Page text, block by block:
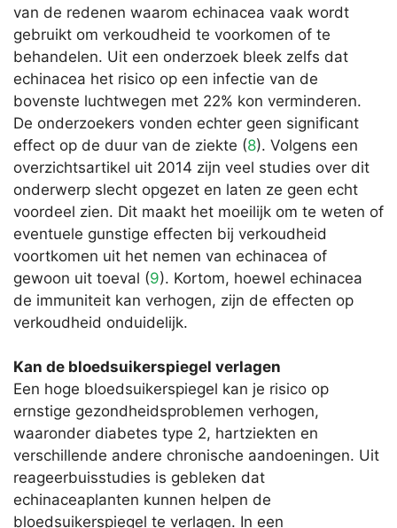
van de redenen waarom echinacea vaak wordt
gebruikt om verkoudheid te voorkomen of te
behandelen. Uit een onderzoek bleek zelfs dat
echinacea het risico op een infectie van de
bovenste luchtwegen met 22% kon verminderen.
De onderzoekers vonden echter geen significant
effect op de duur van de ziekte (8). Volgens een
overzichtsartikel uit 2014 zijn veel studies over dit
onderwerp slecht opgezet en laten ze geen echt
voordeel zien. Dit maakt het moeilijk om te weten of
eventuele gunstige effecten bij verkoudheid
voortkomen uit het nemen van echinacea of
gewoon uit toeval (9). Kortom, hoewel echinacea
de immuniteit kan verhogen, zijn de effecten op
verkoudheid onduidelijk.
Kan de bloedsuikerspiegel verlagen
Een hoge bloedsuikerspiegel kan je risico op
ernstige gezondheidsproblemen verhogen,
waaronder diabetes type 2, hartziekten en
verschillende andere chronische aandoeningen. Uit
reageerbuisstudies is gebleken dat
echinaceaplanten kunnen helpen de
bloedsuikerspiegel te verlagen. In een